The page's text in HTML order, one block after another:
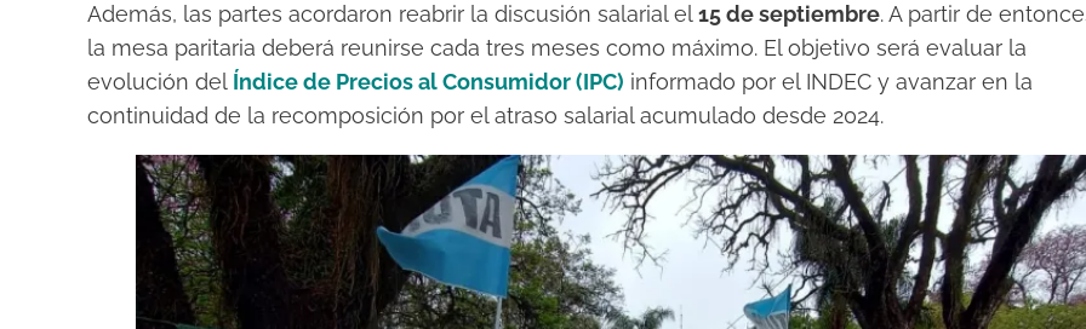
Además, las partes acordaron reabrir la discusión salarial el15 de septiembre. A partir de
la mesa paritaria deberá reunirse cada tres meses como máximo. El objetivo será evaluar la
evolución del Índice de Precios al Consumidor (IPC) informado por el INDEC y avanzar en la
continuidad de la recomposición por el atraso salarial acumulado desde 2024.